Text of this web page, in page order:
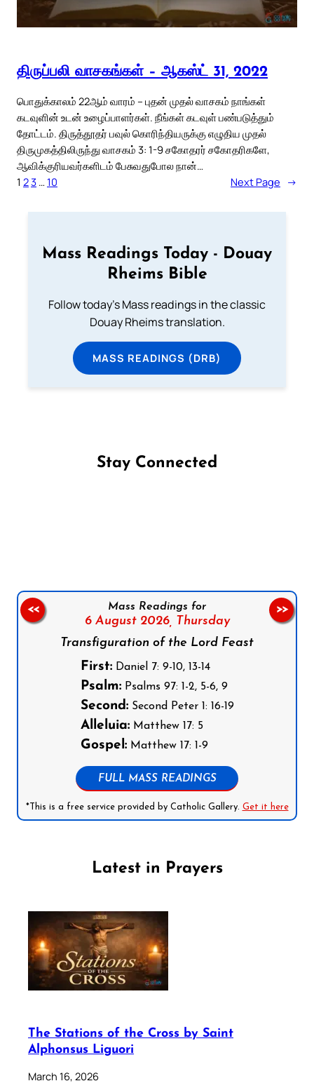
திருப்பலி வாசகங்கள் – ஆகஸ்ட் 31, 2022
பொதுக்காலம் 22ஆம் வாரம் – புதன் முதல் வாசகம் நாங்கள்
கடவுளின் உடன் உழைப்பாளர்கள். நீங்கள் கடவுள் பண்படுத்தும்
தோட்டம். திருத்தூதர் பவுல் கொரிந்தியருக்கு எழுதிய முதல்
திருமுகத்திலிருந்து வாசகம் 3: 1-9 சகோதரர் சகோதரிகளே,
ஆவிக்குரியவர்களிடம் பேசுவதுபோல நான்…
1 23 … 10 Next Page →
Mass Readings Today - Douay
Rheims Bible
Follow today's Mass readings in the classic
Douay Rheims translation.
MASS READINGS (DRB)
Stay Connected
Mass Readings for
6 August 2026, Thursday
Transfiguration of the Lord Feast
First:Daniel 7: 9-10, 13-14
Psalm:Psalms 97: 1-2, 5-6, 9
Second:Second Peter 1: 16-19
Alleluia:Matthew 17: 5
Gospel:Matthew 17: 1-9
FULL MASS READINGS
*This is a free service provided by Catholic Gallery. Get it here
<< >>
Latest in Prayers
The Stations of the Cross by Saint
Alphonsus Liguori
March 16, 2026